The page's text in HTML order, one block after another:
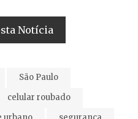
Notícia
São Paulo
celular roubado